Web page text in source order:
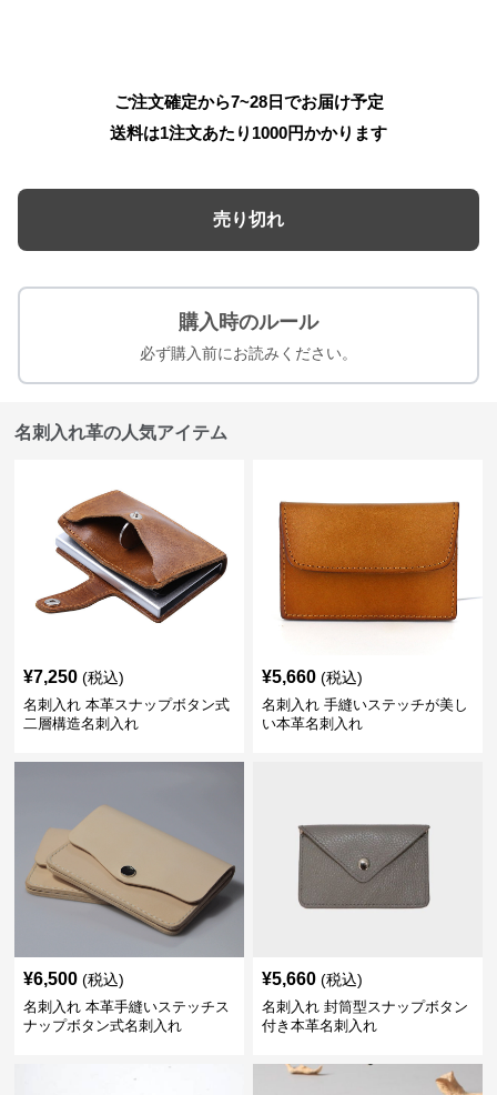
ご注文確定から7~28日でお届け予定
送料は1注文あたり 1000円かかります
売り切れ
購入時のルール
必ず購入前にお読みください。
名刺入れ革の人気アイテム
¥7,250 (税込)
名刺入れ 本革スナップボタン式
二層構造名刺入れ
¥5,660 (税込)
名刺入れ 手縫いステッチが美し
い本革名刺入れ
¥6,500 (税込)
名刺入れ 本革手縫いステッチス
ナップボタン式名刺入れ
¥5,660 (税込)
名刺入れ 封筒型スナップボタン
付き本革名刺入れ